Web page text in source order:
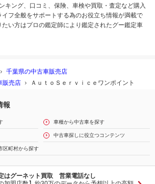
キング、口コミ、保険、車検や買取・査定など購入
イフ全般をサポートする為のお役立ち情報が満載で
い方はプロの鑑定師により鑑定されたグー鑑定車
千葉県の中古車販売店
販売店
ＡｕｔｏＳｅｒｖｉｃｅワンポイント
報
車種から中古車を探す
中古車探しに役立つコンテンツ
区町村から探す
はグーネット買取 営業電話なし